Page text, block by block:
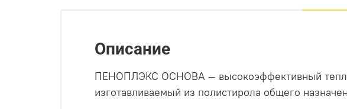
Описание
ПЕНОПЛЭКС ОСНОВА — высокоэффективный
изготавливаемый из полистирола общего